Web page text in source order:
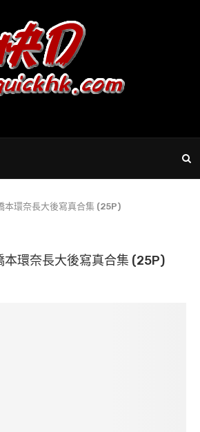
本環奈長大後寫真合集 (25P)
本環奈長大後寫真合集 (25P)